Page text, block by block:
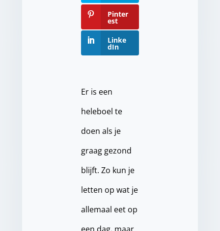
Pinter
est
Linke
dIn
Er is een
heleboel te
doen als je
graag gezond
blijft. Zo kun je
letten op wat je
allemaal eet op